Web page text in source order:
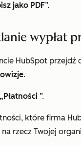
jako PDF”.
wypłat
HubSpot przejdź
.
„Płatności ”.
które firma
na rzecz Twojej